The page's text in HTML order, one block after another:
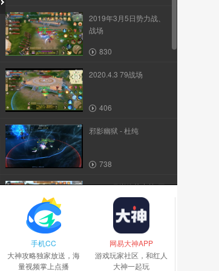
2019年3月5日势力战、
战场
830
2020.4.3 79战场
406
邪影幽狱 - 杜纯
738
2018 5月巅峰势力战-王
也解说-IOS天地豪情
念念不忘-战天下 纪录片
手机CC
大神攻略独家放送，海
量视频掌上点播
网易大神APP
游戏玩家社区，和红人
大神一起玩